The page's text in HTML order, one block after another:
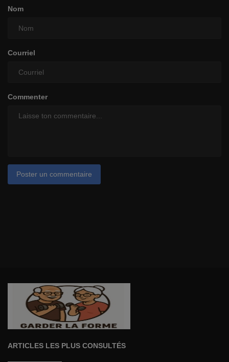
Nom
Courriel
Commenter
Poster un commentaire
ARTICLES LES PLUS CONSULTÉS